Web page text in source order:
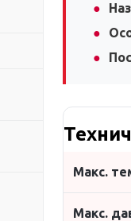
Макс.
Макс.